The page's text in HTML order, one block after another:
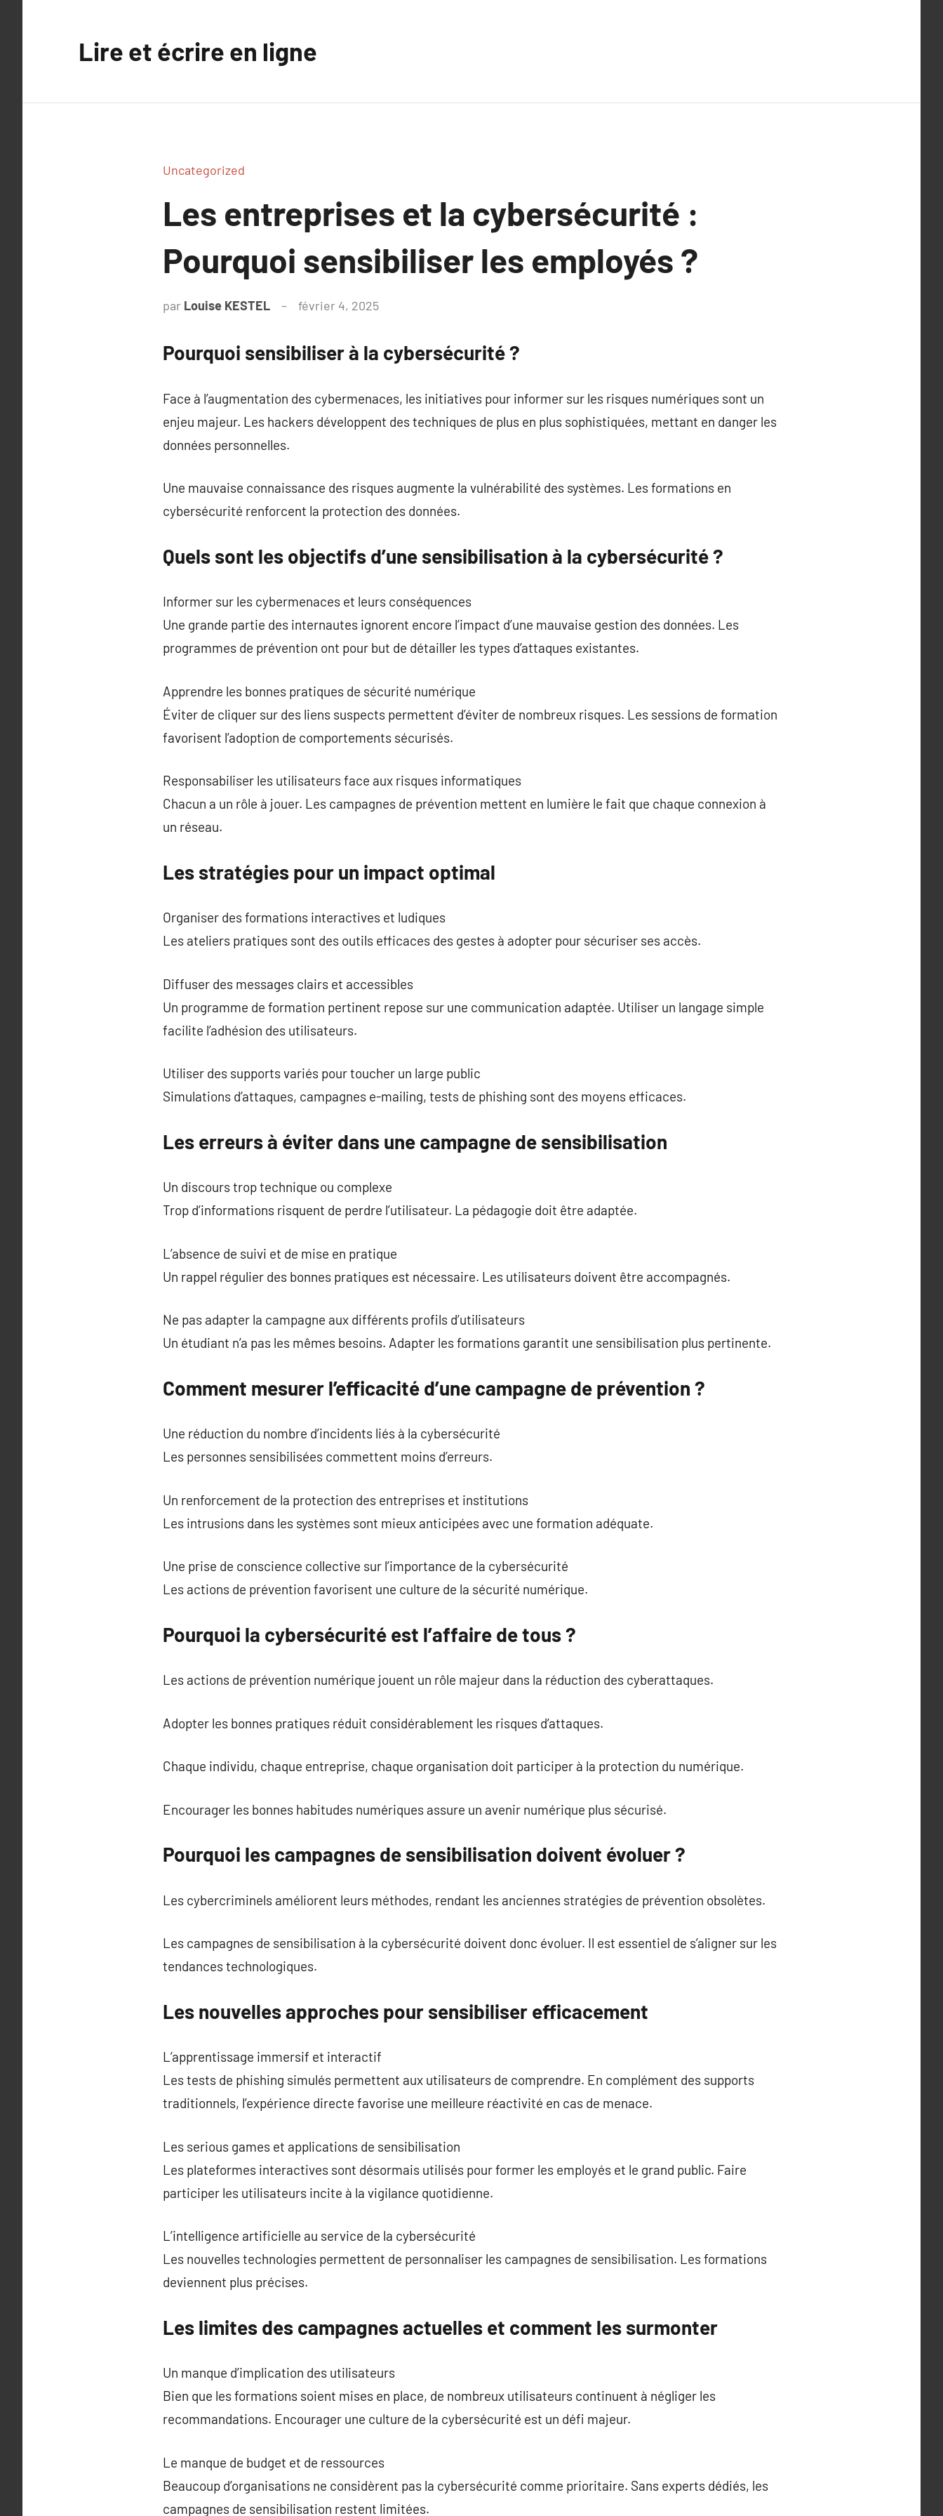
Lire et écrire en ligne
Uncategorized
Les entreprises et la cybersécurité :
Pourquoi sensibiliser les employés ?
par Louise KESTEL février 4, 2025
Pourquoi sensibiliser à la cybersécurité ?
Face à l’augmentation des cybermenaces, les initiatives pour informer sur les risques numériques sont un
enjeu majeur. Les hackers développent des techniques de plus en plus sophistiquées, mettant en danger les
données personnelles.
Une mauvaise connaissance des risques augmente la vulnérabilité des systèmes. Les formations en
cybersécurité renforcent la protection des données.
Quels sont les objectifs d’une sensibilisation à la cybersécurité ?
Informer sur les cybermenaces et leurs conséquences
Une grande partie des internautes ignorent encore l’impact d’une mauvaise gestion des données. Les
programmes de prévention ont pour but de détailler les types d’attaques existantes.
Apprendre les bonnes pratiques de sécurité numérique
Éviter de cliquer sur des liens suspects permettent d’éviter de nombreux risques. Les sessions de formation
favorisent l’adoption de comportements sécurisés.
Responsabiliser les utilisateurs face aux risques informatiques
Chacun a un rôle à jouer. Les campagnes de prévention mettent en lumière le fait que chaque connexion à
un réseau.
Les stratégies pour un impact optimal
Organiser des formations interactives et ludiques
Les ateliers pratiques sont des outils efficaces des gestes à adopter pour sécuriser ses accès.
Diffuser des messages clairs et accessibles
Un programme de formation pertinent repose sur une communication adaptée. Utiliser un langage simple
facilite l’adhésion des utilisateurs.
Utiliser des supports variés pour toucher un large public
Simulations d’attaques, campagnes e-mailing, tests de phishing sont des moyens efficaces.
Les erreurs à éviter dans une campagne de sensibilisation
Un discours trop technique ou complexe
Trop d’informations risquent de perdre l’utilisateur. La pédagogie doit être adaptée.
L’absence de suivi et de mise en pratique
Un rappel régulier des bonnes pratiques est nécessaire. Les utilisateurs doivent être accompagnés.
Ne pas adapter la campagne aux différents profils d’utilisateurs
Un étudiant n’a pas les mêmes besoins. Adapter les formations garantit une sensibilisation plus pertinente.
Comment mesurer l’efficacité d’une campagne de prévention ?
Une réduction du nombre d’incidents liés à la cybersécurité
Les personnes sensibilisées commettent moins d’erreurs.
Un renforcement de la protection des entreprises et institutions
Les intrusions dans les systèmes sont mieux anticipées avec une formation adéquate.
Une prise de conscience collective sur l’importance de la cybersécurité
Les actions de prévention favorisent une culture de la sécurité numérique.
Pourquoi la cybersécurité est l’affaire de tous ?
Les actions de prévention numérique jouent un rôle majeur dans la réduction des cyberattaques.
Adopter les bonnes pratiques réduit considérablement les risques d’attaques.
Chaque individu, chaque entreprise, chaque organisation doit participer à la protection du numérique.
Encourager les bonnes habitudes numériques assure un avenir numérique plus sécurisé.
Pourquoi les campagnes de sensibilisation doivent évoluer ?
Les cybercriminels améliorent leurs méthodes, rendant les anciennes stratégies de prévention obsolètes.
Les campagnes de sensibilisation à la cybersécurité doivent donc évoluer. Il est essentiel de s’aligner sur les
tendances technologiques.
Les nouvelles approches pour sensibiliser efficacement
L’apprentissage immersif et interactif
Les tests de phishing simulés permettent aux utilisateurs de comprendre. En complément des supports
traditionnels, l’expérience directe favorise une meilleure réactivité en cas de menace.
Les serious games et applications de sensibilisation
Les plateformes interactives sont désormais utilisés pour former les employés et le grand public. Faire
participer les utilisateurs incite à la vigilance quotidienne.
L’intelligence artificielle au service de la cybersécurité
Les nouvelles technologies permettent de personnaliser les campagnes de sensibilisation. Les formations
deviennent plus précises.
Les limites des campagnes actuelles et comment les surmonter
Un manque d’implication des utilisateurs
Bien que les formations soient mises en place, de nombreux utilisateurs continuent à négliger les
recommandations. Encourager une culture de la cybersécurité est un défi majeur.
Le manque de budget et de ressources
Beaucoup d’organisations ne considèrent pas la cybersécurité comme prioritaire. Sans experts dédiés, les
campagnes de sensibilisation restent limitées.